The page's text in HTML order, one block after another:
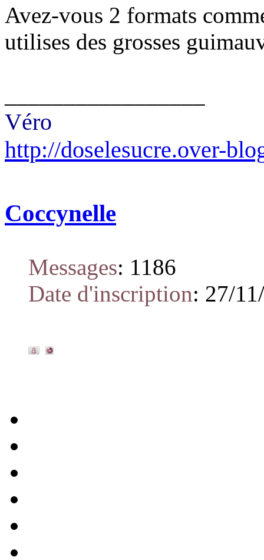
Avez-vous 2 formats
utilises des grosses
Véro
http://doselesucre.over-
Coccynelle
Messages: 1186
Date d'inscription: 27/